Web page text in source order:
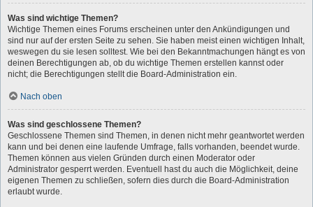
Was sind wichtige Themen?
Wichtige Themen eines Forums erscheinen unter den Ankündigungen und
sind nur auf der ersten Seite zu sehen. Sie haben meist einen wichtigen Inhalt,
weswegen du sie lesen solltest. Wie bei den Bekanntmachungen hängt es von
deinen Berechtigungen ab, ob du wichtige Themen erstellen kannst oder
nicht; die Berechtigungen stellt die Board-Administration ein.
Nach oben
Was sind geschlossene Themen?
Geschlossene Themen sind Themen, in denen nicht mehr geantwortet werden
kann und bei denen eine laufende Umfrage, falls vorhanden, beendet wurde.
Themen können aus vielen Gründen durch einen Moderator oder
Administrator gesperrt werden. Eventuell hast du auch die Möglichkeit, deine
eigenen Themen zu schließen, sofern dies durch die Board-Administration
erlaubt wurde.